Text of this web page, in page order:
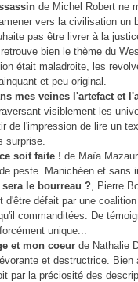
de Michel Robert ne
vers la civilisation un
pas être livrer à la
bien le thème du
était maladroite, les
et peu original.
mes veines l'artefact et
visiblement les
de l'impression de lire un
surprise.
soit faite ! de Maïa
peste. Manichéen et sans
le bourreau ?, Pierre
d'être défait par une
commanditées. De
unique...
et mon coeur de Nathalie
et destructrice.
par la préciosité des